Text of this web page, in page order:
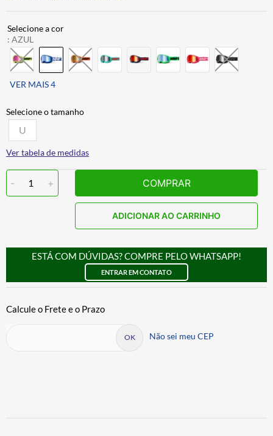
: AZUL
VER MAIS 4
U
Ver tabela de medidas
- 1 + COMPRAR
ADICIONAR AO CARRINHO
ESTÁ COM DÚVIDAS? COMPRE PELO WHATSAPP!
ENTRAR EM CONTATO
Não sei meu CEP